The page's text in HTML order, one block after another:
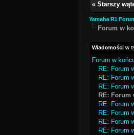
« Starszy
Yamaha R1
Forum w
Wiadomości w
Forum w
RE: Forum
RE: Forum
RE: Forum
RE: Forum
RE: Forum
RE: Forum
RE: Forum
RE: Forum